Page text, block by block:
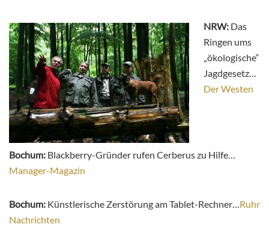
NRW: Das
Ringen ums
„ökologische“
Jagdgesetz…
Der Westen
Bochum: Blackberry-Gründer rufen Cerberus zu Hilfe…
Manager-Magazin
Bochum: Künstlerische Zerstörung am Tablet-Rechner…Ruhr
Nachrichten